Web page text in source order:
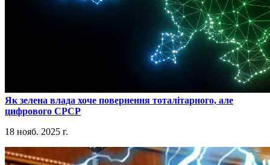
​Як зелена влада хоче повернення тоталітарного, але
цифрового СРСР
18 нояб. 2025 г.